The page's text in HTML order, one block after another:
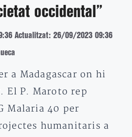
occidental”
Actualitzat: 26/09/2023 09:36
a Madagascar on hi
El P. Maroto rep
Malaria 40 per
humanitaris a